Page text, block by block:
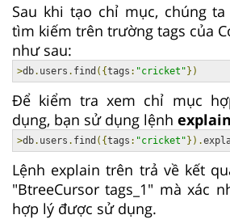
Sau khi tạo chỉ mục, chúng
tìm kiếm trên trường tags của
như sau:
>db. users . find ({tags : "cricket"})
Để kiểm tra xem chỉ mục
dụng, bạn sử dụng lệnh explain
>db. users . find ({tags : "cricket"}).
Lệnh explain trên trả về kết
"BtreeCursor tags_1" mà xác
hợp lý được sử dụng.